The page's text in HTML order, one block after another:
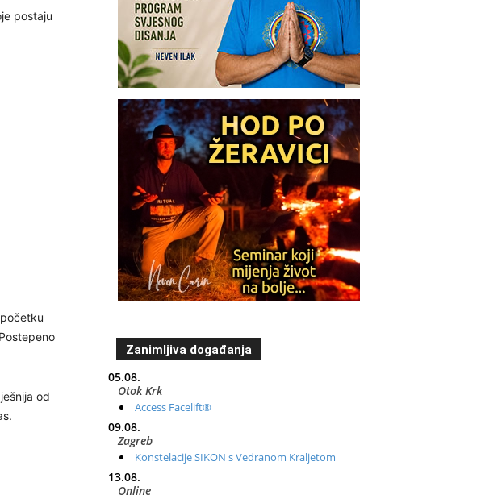
postaju
od
Zanimljiva događanja
05.08.
Otok Krk
Access Facelift®
09.08.
Zagreb
Konstelacije SIKON s Vedranom Kraljetom
13.08.
Online